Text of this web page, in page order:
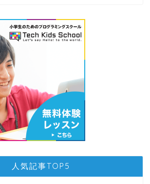
人気記事TOP5